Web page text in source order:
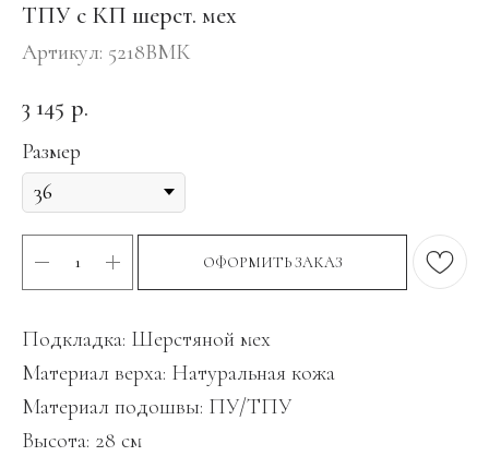
ТПУ с КП шерст. мех
Артикул: 5218ВМК
3 145 р.
Размер
ОФОРМИТЬ ЗАКАЗ
Подкладка: Шерстяной мех
Материал верха: Натуральная кожа
Материал подошвы: ПУ/ТПУ
Высота: 28 см